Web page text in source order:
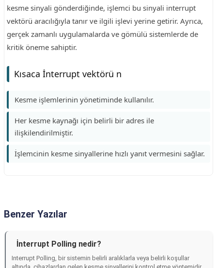
kesme sinyali gönderdiğinde, işlemci bu sinyali interrupt
vektörü aracılığıyla tanır ve ilgili işlevi yerine getirir. Ayrıca,
gerçek zamanlı uygulamalarda ve gömülü sistemlerde de
kritik öneme sahiptir.
Kısaca İnterrupt vektörü n
Kesme işlemlerinin yönetiminde kullanılır.
Her kesme kaynağı için belirli bir adres ile
ilişkilendirilmiştir.
İşlemcinin kesme sinyallerine hızlı yanıt vermesini sağlar.
Benzer Yazılar
İnterrupt Polling nedir?
Interrupt Polling, bir sistemin belirli aralıklarla veya belirli koşullar